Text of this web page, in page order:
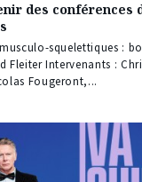
des conférences
squelettiques :
Fleiter Intervenants :
Fougeront,...